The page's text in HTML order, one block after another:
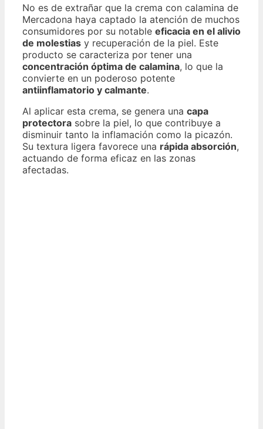
No es de extrañar que la crema con calamina de
Mercadona haya captado la atención de muchos
consumidores por su notable eficacia en el alivio
de molestias y recuperación de la piel. Este
producto se caracteriza por tener una
concentración óptima de calamina, lo que la
convierte en un poderoso potente
antiinflamatorio y calmante.
Al aplicar esta crema, se genera una capa
protectora sobre la piel, lo que contribuye a
disminuir tanto la inflamación como la picazón.
Su textura ligera favorece una rápida absorción,
actuando de forma eficaz en las zonas
afectadas.